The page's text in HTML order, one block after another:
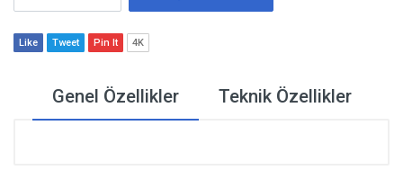
Like Tweet Pin It 4K
Genel Özellikler Teknik Özellikler